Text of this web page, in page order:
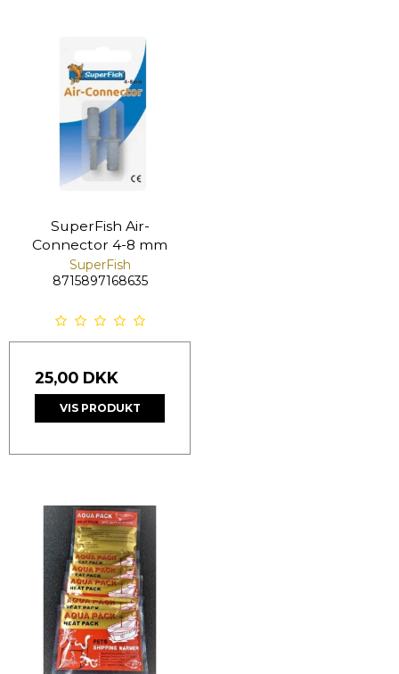
SuperFish Air-
Connector 4-8 mm
SuperFish
8715897168635
25,00 DKK
VIS PRODUKT